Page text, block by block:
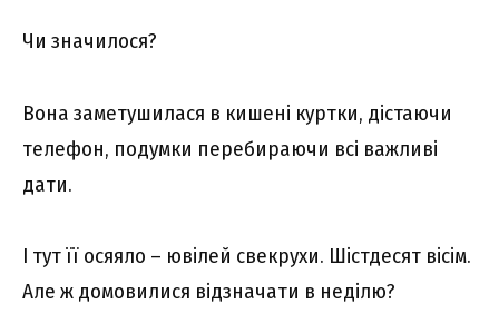
Чи значилося?
Вона заметушилася в кишені куртки, дістаючи
телефон, подумки перебираючи всі важливі
дати.
І тут її осяяло – ювілей свекрухи. Шістдесят вісім.
Але ж домовилися відзначати в неділю?